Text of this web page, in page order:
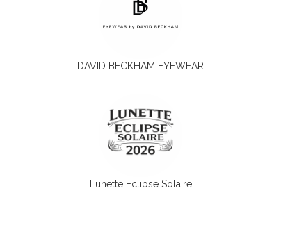
DAVID BECKHAM EYEWEAR
Lunette Eclipse Solaire